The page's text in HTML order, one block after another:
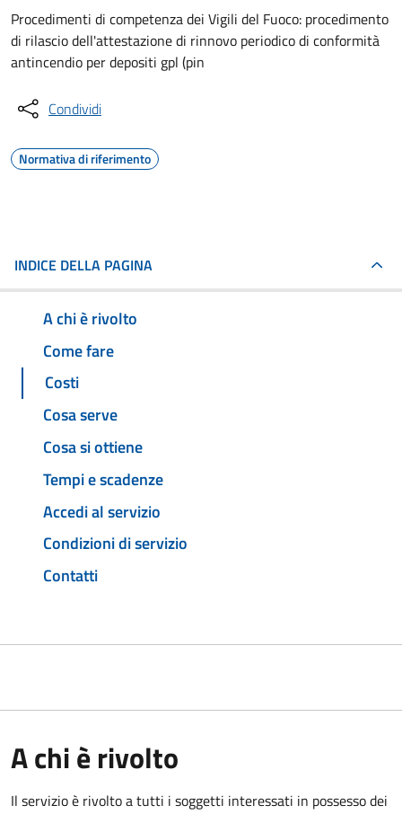
Procedimenti di competenza dei Vigili del Fuoco: procedimento
di rilascio dell'attestazione di rinnovo periodico di conformità
antincendio per depositi gpl (pin
Condividi
Normativa di riferimento
INDICE DELLA PAGINA
A chi è rivolto
Come fare
Costi
Cosa serve
Cosa si ottiene
Tempi e scadenze
Accedi al servizio
Condizioni di servizio
Contatti
A chi è rivolto
Il servizio è rivolto a tutti i soggetti interessati in possesso dei